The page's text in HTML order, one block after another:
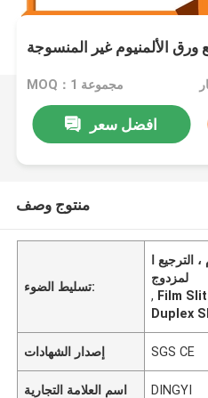
MOQ：1 مجموعة
افضل سعر
منتوج وصف
تسليط الضوء:
الترجيع ا
لمزدوج
, Film
Duplex
إصدار الشهادات SGS CE
اسم العلامة التجارية DINGYI